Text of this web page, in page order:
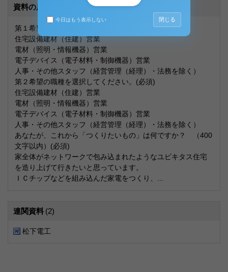
資料の原本内容
第１希望の職種を選択してください。(必須)
住宅設備建材（住建）営業
電材（照明・情報機器）営業
電子デバイス（電子材料・制御機器）営業
人事・その他スタッフ（経営管理（経理）・法務を除く）
第２希望の職種を選択してください。(必須)
住宅設備建材（住建）営業
電材（照明・情報機器）営業
電子デバイス（電子材料・制御機器）営業
人事・その他スタッフ（経営管理（経理）・法務を除く）
あなたが、これから「つくりたいもの」は何ですか？ （400
文字以内）(必須)
家全体がネットワークで包み込まれたようなユビキタス住宅
を造り上げて行きたいと思っています。
ＩＣチップなどを組み込んだ家電をつくり、...
連関資料 (2)
松下電工
今日はもう表示しない 閉じる